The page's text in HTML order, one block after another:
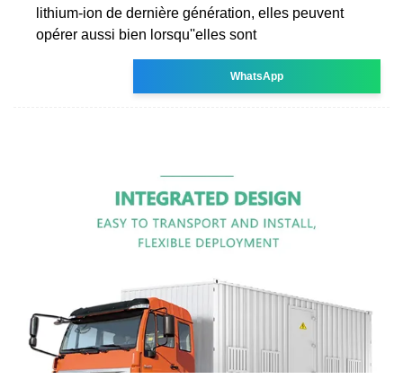
lithium-ion de dernière génération, elles peuvent
opérer aussi bien lorsqu''elles sont
WhatsApp